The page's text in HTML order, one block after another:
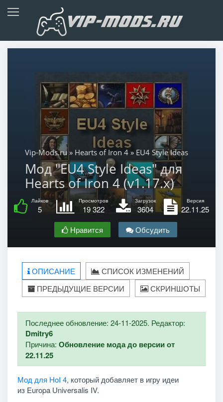
Vip-Mods.ru» Hearts of Iron 4» EU4 Style Ideas
Мод "EU4 Style Ideas" для
Hearts of Iron 4 (v1.17.x)
Лайков
5
Просмотров
19 322
Загрузок
3604
Версия
22.11.25
Нравится
Обсудить
ОПИСАНИЕ
СПИСОК ИЗМЕНЕНИЙ
ПРЕДЫДУЩИЕ ВЕРСИИ
СКРИНШОТЫ
Последнее обновление: 24-11-2025. Редактор:
Dmitry6
Причина: Обновление мода до версии от
22.11.25
Мод для HoI 4, который добавляет в игру идеи
из Europa Universalis IV.